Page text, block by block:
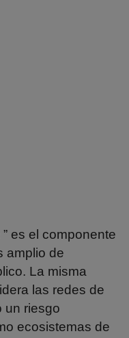
” es el componente
amplio de
La misma
las redes de
un riesgo
ecosistemas de